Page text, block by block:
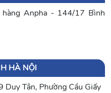
Anpha - 144/17 Bình
HÀ NỘI
Tân, Phường Cầu Giấy